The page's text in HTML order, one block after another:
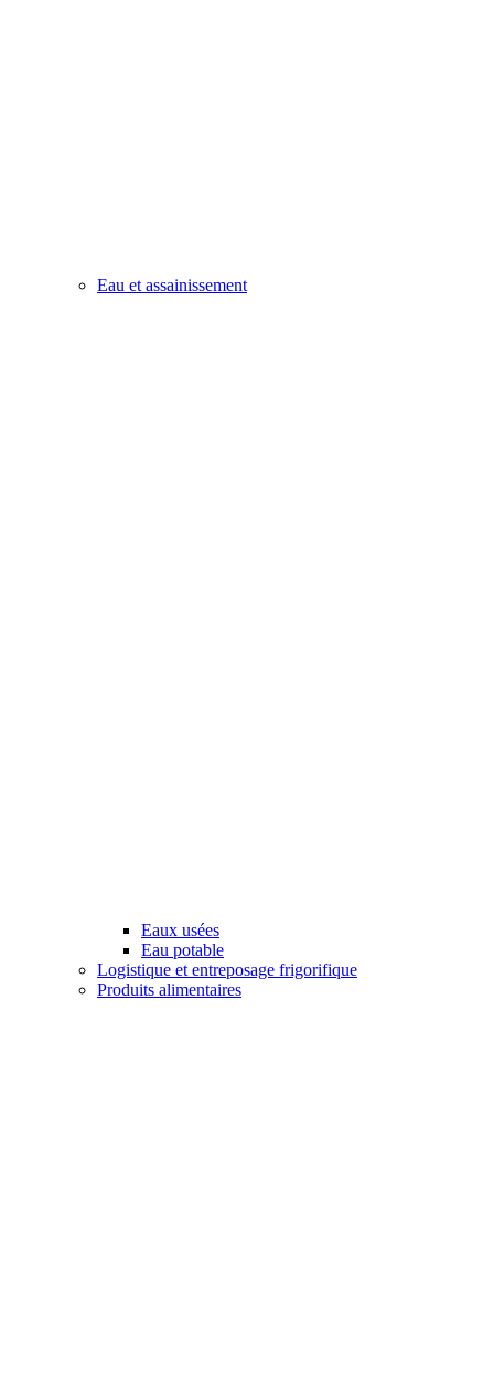
Eau et assainissement
Eaux usées
Eau potable
Logistique et entreposage frigorifique
Produits alimentaires